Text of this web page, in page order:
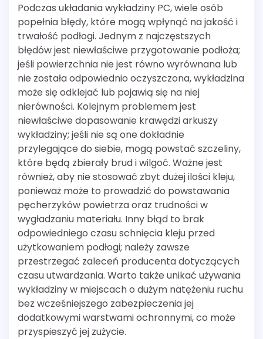
Podczas układania wykładziny PC, wiele osób
popełnia błędy, które mogą wpłynąć na jakość i
trwałość podłogi. Jednym z najczęstszych
błędów jest niewłaściwe przygotowanie podłoża;
jeśli powierzchnia nie jest równo wyrównana lub
nie została odpowiednio oczyszczona, wykładzina
może się odklejać lub pojawią się na niej
nierówności. Kolejnym problemem jest
niewłaściwe dopasowanie krawędzi arkuszy
wykładziny; jeśli nie są one dokładnie
przylegające do siebie, mogą powstać szczeliny,
które będą zbierały brud i wilgoć. Ważne jest
również, aby nie stosować zbyt dużej ilości kleju,
ponieważ może to prowadzić do powstawania
pęcherzyków powietrza oraz trudności w
wygładzaniu materiału. Inny błąd to brak
odpowiedniego czasu schnięcia kleju przed
użytkowaniem podłogi; należy zawsze
przestrzegać zaleceń producenta dotyczących
czasu utwardzania. Warto także unikać używania
wykładziny w miejscach o dużym natężeniu ruchu
bez wcześniejszego zabezpieczenia jej
dodatkowymi warstwami ochronnymi, co może
przyspieszyć jej zużycie.